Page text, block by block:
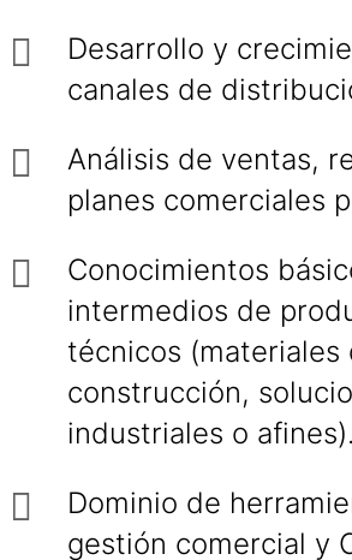
Desarrollo y
canales de
Análisis de ventas,
planes comerciales
Conocimientos
intermedios de
técnicos (materiales
construcción,
industriales o afines).
Dominio de
gestión comercial y